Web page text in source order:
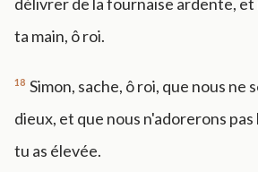
ta main, ô roi.
18 Simon, sache, ô roi, que nous ne
dieux, et que nous n'adorerons
tu as élevée.